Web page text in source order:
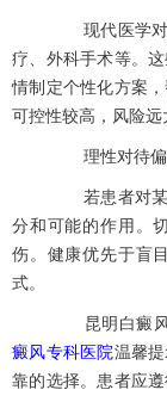
现代医学对
疗、外科手术等。
情制定个性化方案
可控性较高，风险远
理性对待偏
若患者对某
分和可能的作用。
伤。健康优先于盲
式。
昆明白癜风
癜风专科医院温馨
靠的选择。患者应